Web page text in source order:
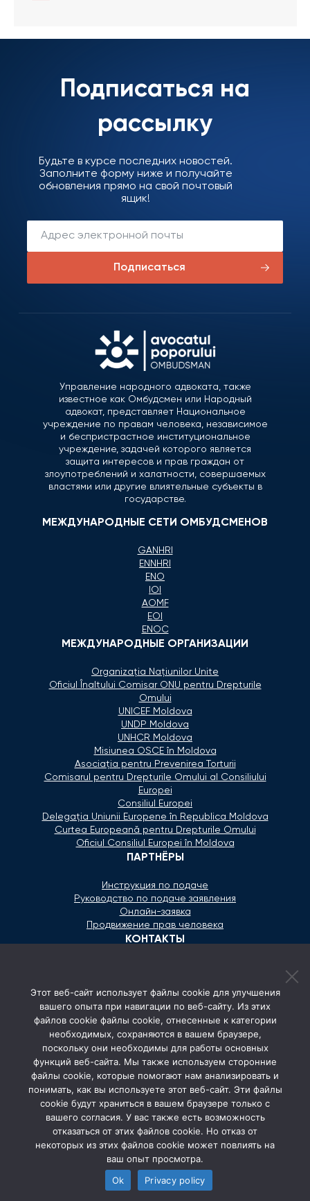
Подписаться на
рассылку
Будьте в курсе последних новостей.
Заполните форму ниже и получайте
обновления прямо на свой почтовый
ящик!
Подписаться
Управление народного адвоката, также
известное как Омбудсмен или Народный
адвокат, представляет Национальное
учреждение по правам человека, независимое
и беспристрастное институциональное
учреждение, задачей которого является
защита интересов и прав граждан от
злоупотреблений и халатности, совершаемых
властями или другие влиятельные субъекты в
государстве.
МЕЖДУНАРОДНЫЕ СЕТИ ОМБУДСМЕНОВ
GANHRI
ENNHRI
ENO
IOI
AOMF
EOI
ENOC
МЕЖДУНАРОДНЫЕ ОРГАНИЗАЦИИ
Organizaţia Naţiunilor Unite
Oficiul Înaltului Comisar ONU pentru Drepturile
Omului
UNICEF Moldova
UNDP Moldova
UNHCR Moldova
Misiunea OSCE în Moldova
Asociaţia pentru Prevenirea Torturii
Comisarul pentru Drepturile Omului al Consiliului
Europei
Consiliul Europei
Delegaţia Uniunii Europene în Republica Moldova
Curtea Europeană pentru Drepturile Omului
Oficiul Consiliul Europei în Moldova
ПАРТНЁРЫ
Инструкция по подаче
Руководство по подаче заявления
Онлайн-заявка
Продвижение прав человека
КОНТАКТЫ
secretariat@ombudsman.md
Улица Каля Ешилор 11/3, Кишинёв
Понедельник - Пятница: 08:00 - 17:00
СОЦ. СЕТИ
© 2026 Avocatul Poporului Ombudsman. All rights
Этот веб-сайт использует файлы cookie для улучшения
вашего опыта при навигации по веб-сайту. Из этих
файлов cookie файлы cookie, отнесенные к категории
необходимых, сохраняются в вашем браузере,
поскольку они необходимы для работы основных
функций веб-сайта. Мы также используем сторонние
файлы cookie, которые помогают нам анализировать и
понимать, как вы используете этот веб-сайт. Эти файлы
cookie будут храниться в вашем браузере только с
вашего согласия. У вас также есть возможность
отказаться от этих файлов cookie. Но отказ от
некоторых из этих файлов cookie может повлиять на
ваш опыт просмотра.
Ok
Privacy policy